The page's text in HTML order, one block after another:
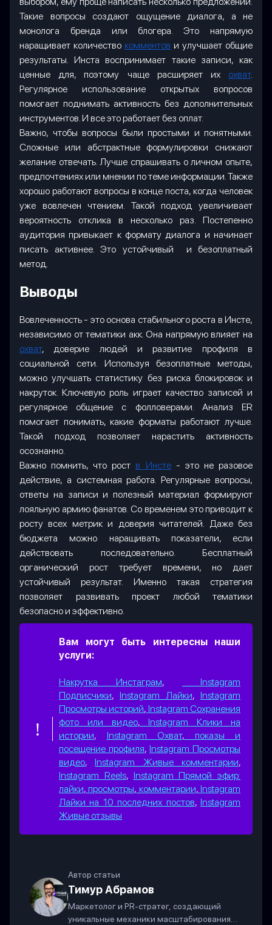
Такие вопросы создают ощущение диалога, а не
монолога бренда или блогера. Это напрямую
наращивает количество комментов и улучшает общие
результаты. Инста воспринимает такие записи, как
ценные для, поэтому чаще расширяет их
охват.
Регулярное использование открытых вопросов
помогает поднимать активность без дополнительных
инструментов. И все это работает без оплат.
Важно, чтобы вопросы были простыми и понятными.
Сложные или абстрактные формулировки снижают
желание отвечать. Лучше спрашивать о личном опыте,
предпочтениях или мнении по теме информации. Также
хорошо работают вопросы в конце поста, когда человек
уже вовлечен чтением. Такой подход увеличивает
вероятность отклика в несколько раз. Постепенно
аудитория привыкает к формату диалога и начинает
писать активнее. Это устойчивый и безоплатный
метод.
Выводы
Вовлеченность - это основа стабильного роста в Инсте,
независимо от тематики акк. Она напрямую влияет на
охват, доверие людей и развитие профиля в
социальной сети. Используя безоплатные методы,
можно улучшать статистику без риска блокировок и
накруток. Ключевую роль играет качество записей и
регулярное общение с фолловерами. Анализ ER
помогает понимать, какие форматы работают лучше.
Такой подход позволяет нарастить активность
осознанно.
Важно помнить, что рост в Инсте - это не разовое
действие, а системная работа. Регулярные вопросы,
ответы на записи и полезный материал формируют
лояльную армию фанатов. Со временем это приводит к
росту всех метрик и доверия читателей. Даже без
бюджета можно наращивать показатели, если
действовать последовательно. Бесплатный
органический рост требует времени, но дает
устойчивый результат. Именно такая стратегия
позволяет развивать проект любой тематики
безопасно и эффективно.
Вам могут быть интересны наши
услуги:
Накрутка Инстаграм,
Instagram
Подписчики, Instagram Лайки, Instagram
Просмотры историй, Instagram Сохранения
фото или видео, Instagram Клики на
истории, Instagram Охват, показы и
посещение профиля, Instagram Просмотры
видео, Instagram Живые комментарии,
Instagram Reels, Instagram Прямой эфир:
лайки, просмотры, комментарии,Instagram
Лайки на 10 последних постов, Instagram
Живые отзывы
Автор статьи
Тимур Абрамов
Маркетолог и PR-стратег, создающий
уникальные механики масштабирования